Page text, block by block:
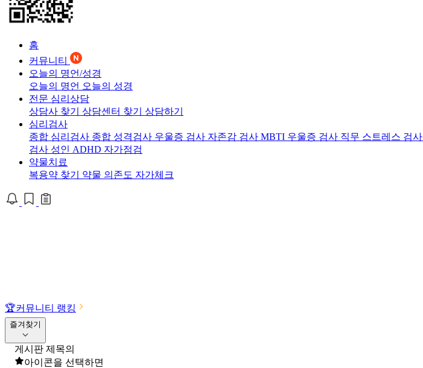
홈
커뮤니티
오늘의 명언/성경
오늘의 명언 오늘의 성경
전문 심리상담
상담사 찾기 상담센터 찾기 상담하기
심리검사
종합 심리검사 종합 성격검사 우울증 검사 자존감 검사 MBTI 우울증 검사 직무 스트레스 검사
검사 성인 ADHD 자가점검
약물치료
복용약 찾기 약물 의존도 자가체크
🏆커뮤니티 랭킹
즐겨찾기
게시판 제목의
아이콘을 선택하면